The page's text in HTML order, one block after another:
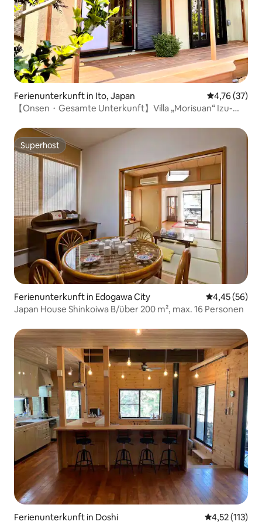
Ferienunterkunft in Ito, Japan
4,76 (37)
【Onsen・Gesamte Unterkunft】Villa „Morisuan“ Izu-
Superhost
Superhost
Ferienunterkunft in Edogawa City
4,45 (56)
Japan House Shinkoiwa B/über 200 m², max. 16 Personen
Ferienunterkunft in Doshi
4,52 (113)